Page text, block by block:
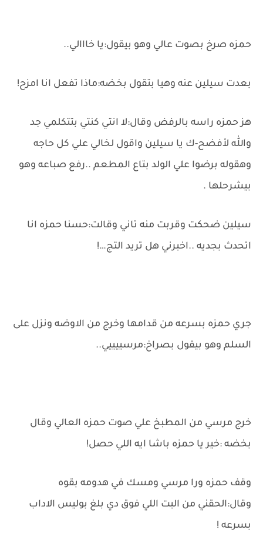
حمزه صرخ بصوت عالي وهو بيقول:يا خااالي..
بعدت سيلين عنه وهيا بتقول بخضه:ماذا تفعل انا امزح!
هز حمزه راسه بالرفض وقال:لا انتي كنتي بتتكلمي جد
والله لأفضح-ك يا سيلين واقول لخالي علي كل حاجه
وهقوله برضوا علي الولد بتاع المطعم ..رفع صباعه وهو
بيشرحلها .
سيلين ضحكت وقربت منه تاني وقالت:حسنا حمزه انا
اتحدث بجديه ..اخبرني هل تريد التج…!
جري حمزه بسرعه من قدامها وخرج من الاوضه ونزل على
السلم وهو بيقول بصراخ:مرسييييي..
خرج مرسي من المطبخ علي صوت حمزه العالي وقال
بخضه :خير يا حمزه باشا ايه اللي حصل!
وقف حمزه ورا مرسي ومسك في هدومه بقوه
وقال:الحقني من البت اللي فوق دي بلغ بوليس الاداب
بسرعه !